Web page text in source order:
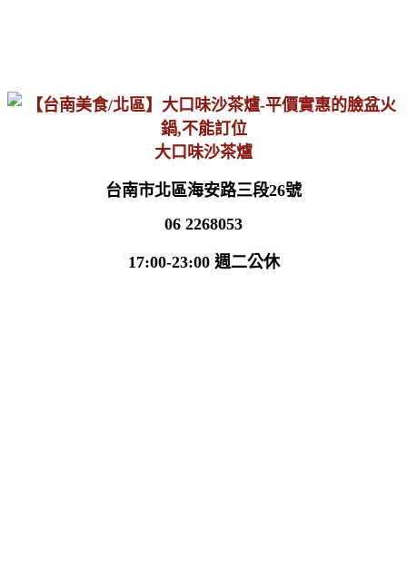
大口味沙茶爐
台南市北區海安路三段26號
06 2268053
17:00-23:00 週二公休